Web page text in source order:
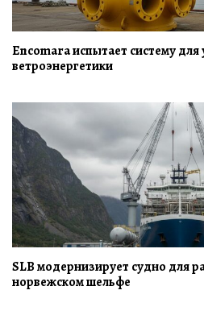
Encomara испытает систему
ветроэнергетики
SLB модернизирует судно для
норвежском шельфе